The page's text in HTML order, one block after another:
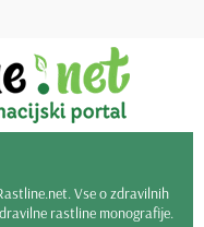
Vse o zdravilnih
rastline monografije.